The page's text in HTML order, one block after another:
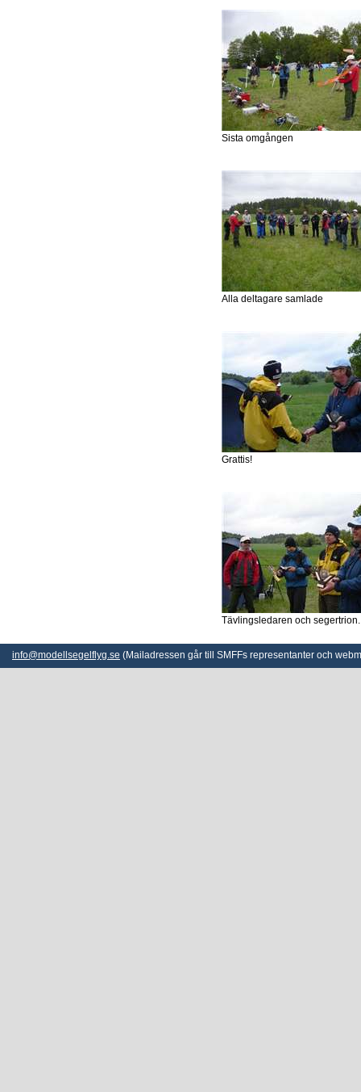
Sista omgången
Alla deltagare samlade
Grattis!
Tävlingsledaren och segertrion.
info@modellsegelflyg.se (Mailadressen går till SMFFs representanter och